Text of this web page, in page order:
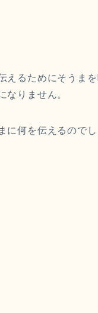
えるためにそうまを
なりません。
に何を伝えるのでし